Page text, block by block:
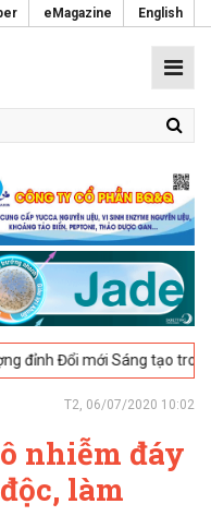
eMagazine English
mới Sáng tạo trong
T2, 06/07/2020 10:02
nhiễm đáy
làm